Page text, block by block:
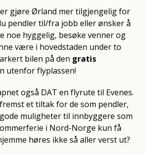
gjøre Ørland mer tilgjengelig for
pendler til/fra jobb eller ønsker å
noe hyggelig, besøke venner og
være i hovedstaden under to
bilen på den gratis
utenfor flyplassen!
også DAT en flyrute til Evenes.
et tiltak for de som pendler,
muligheter til innbyggere som
i Nord-Norge kun få
høres ikke så aller verst ut?